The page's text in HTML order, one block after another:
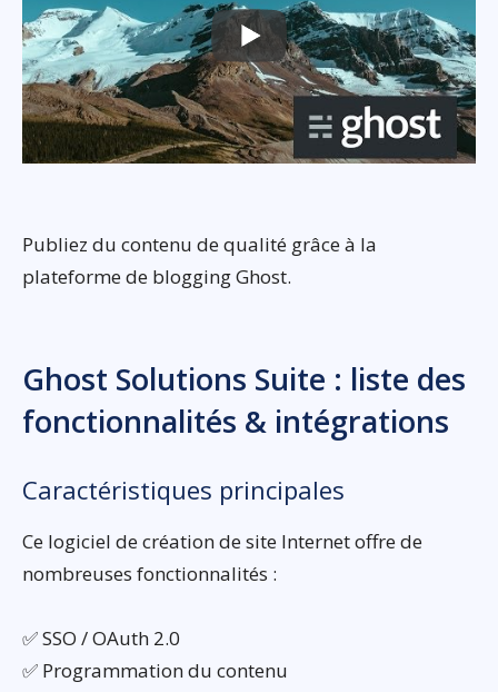
Publiez du contenu de qualité grâce à la
plateforme de blogging Ghost.
Ghost Solutions Suite : liste des
fonctionnalités & intégrations
Caractéristiques principales
Ce logiciel de création de site Internet offre de
nombreuses fonctionnalités :
✅ SSO / OAuth 2.0
✅ Programmation du contenu